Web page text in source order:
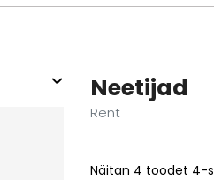
Neetijad
Rent
Näitan 4 toodet 4-